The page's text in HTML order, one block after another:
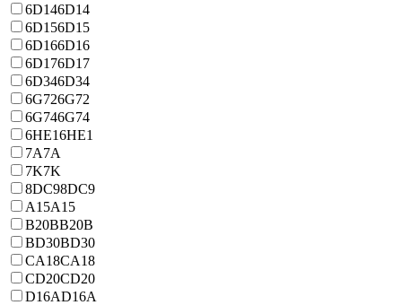
6D146D14
6D156D15
6D166D16
6D176D17
6D346D34
6G726G72
6G746G74
6HE16HE1
7A7A
7K7K
8DC98DC9
A15A15
B20BB20B
BD30BD30
CA18CA18
CD20CD20
D16AD16A